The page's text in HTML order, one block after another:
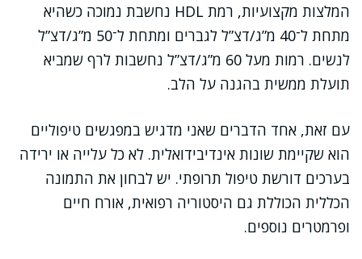
המלצות מקצועיות, רמת HDL נחשבת נמוכה כשהיא
מתחת ל־40 מ”ג/דצ”ל לגברים ומתחת ל־50 מ”ג/דצ”ל
לנשים. רמות מעל 60 מ”ג/דצ”ל נחשבות לרף שמביא
תועלת ממשית בהגנה על הלב.
עם זאת, אחד הדברים שאני מדגיש במפגשים טיפוליים
הוא שקיימת שונות אינדיבידואלית. לא כל עלייה או ירידה
בערכים דורשת טיפול תרופתי. יש לבחון את התמונה
הכללית הכוללת גם היסטוריה רפואית, אורח חיים
ופרמטרים נוספים.